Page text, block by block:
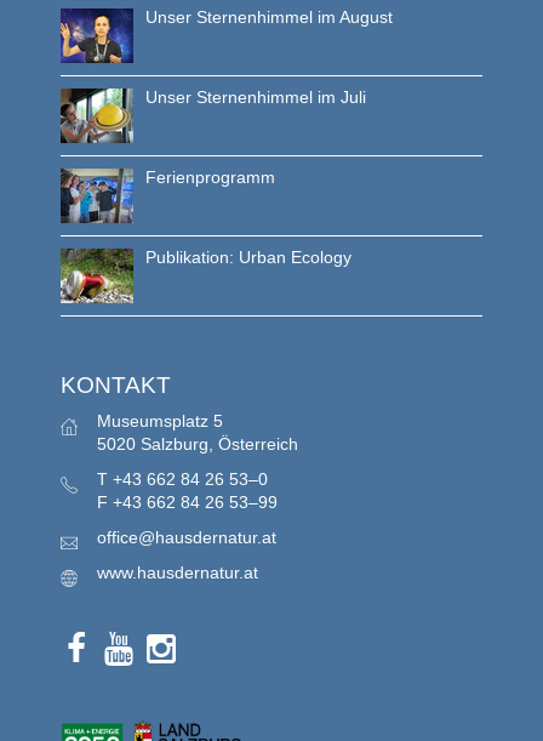
Unser Sternenhimmel im August
Unser Sternenhimmel im Juli
Ferienprogramm
Publikation: Urban Ecology
KONTAKT
Museumsplatz 5
5020 Salzburg, Österreich
T +43 662 84 26 53–0
F +43 662 84 26 53–99
office@hausdernatur.at
www.hausdernatur.at